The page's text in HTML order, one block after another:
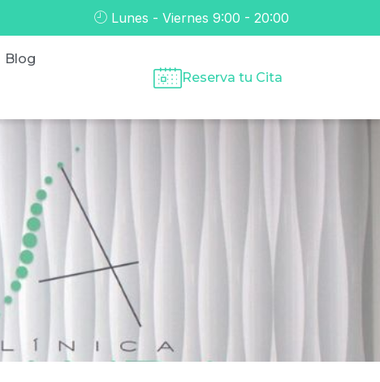
Lunes - Viernes 9:00 - 20:00
Blog
Reserva tu Cita